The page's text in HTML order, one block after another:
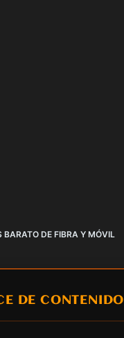
DE FIBRA Y MÓVIL
DE CONTENIDO